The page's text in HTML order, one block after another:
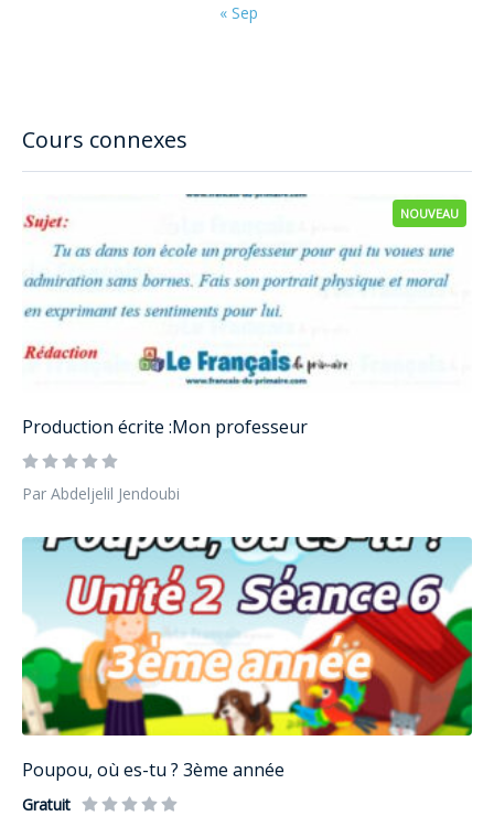
Cours connexes
NOUVEAU
Production écrite :Mon professeur
Par Abdeljelil Jendoubi
Poupou, où es-tu ? 3ème année
Gratuit
« Sep